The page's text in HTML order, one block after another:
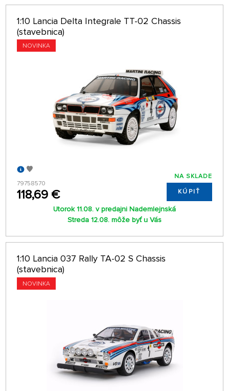
POBOČKA
len na sklade
32 NA STRÁNKE
1:10 Lancia Delta Integrale TT-02 Chassis
(stavebnica)
NOVINKA
79758570
118,69 €
NA SKLADE
KÚPIŤ
Utorok 11.08. v predajni Nademlejnská
Streda 12.08. môže byť u Vás
1:10 Lancia 037 Rally TA-02 S Chassis
(stavebnica)
NOVINKA